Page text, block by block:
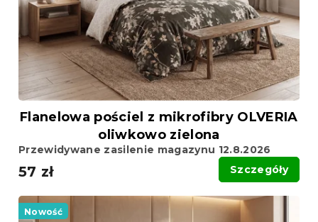
Flanelowa pościel z mikrofibry OLVERIA
oliwkowo zielona
Przewidywane zasilenie magazynu 12.8.2026
57 zł Szczegóły
Nowość